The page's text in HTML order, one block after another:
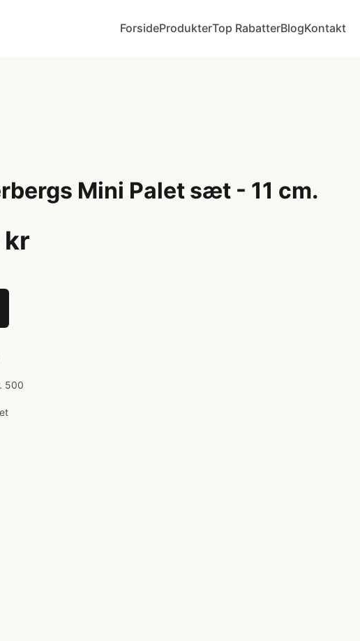
ForsideProdukterTop RabatterBlogKontakt
Mini Palet sæt - 11 cm.
500